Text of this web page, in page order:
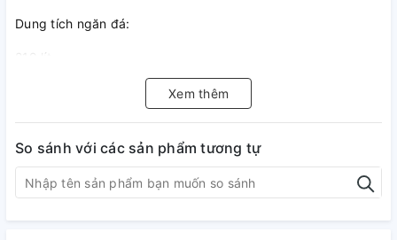
Dung tích ngăn đá:
219 lít
Dung tích ngăn chuyển đổi:
Không có
Dung tích ngăn lạnh:
416 lít
Công suất tiêu thụ công bố theo TCVN:
Xem thêm
So sánh với các sản phẩm tương tự